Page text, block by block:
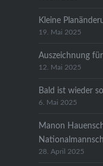
Kleine
19. Mai 2025
Auszeichnung
12. Mai 2025
Bald ist wieder
6. Mai 2025
Manon
28. April 2025